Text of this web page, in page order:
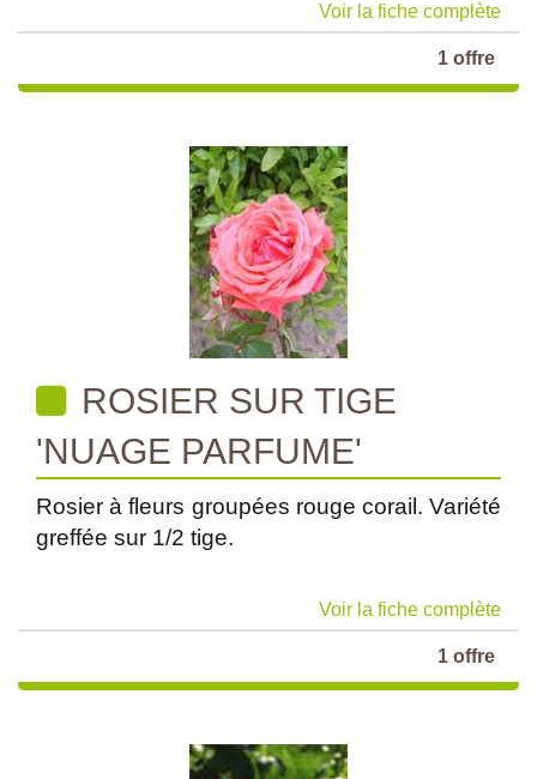
Voir la fiche complète
1 offre
ROSIER SUR TIGE
'NUAGE PARFUME'
Rosier à fleurs groupées rouge corail. Variété
greffée sur 1/2 tige.
Voir la fiche complète
1 offre